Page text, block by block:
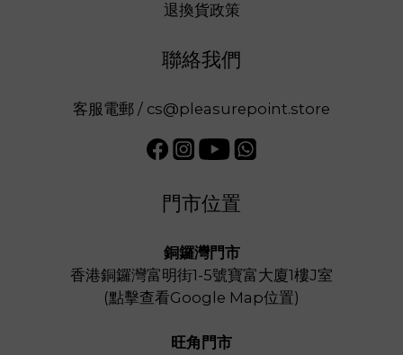
退換貨政策
聯絡我們
客服電郵 / cs@pleasurepoint.store
門市位置
銅鑼灣門市
香港銅鑼灣富明街1-5號寶富大廈1樓J室
(點擊查看Google Map位置)
旺角門市